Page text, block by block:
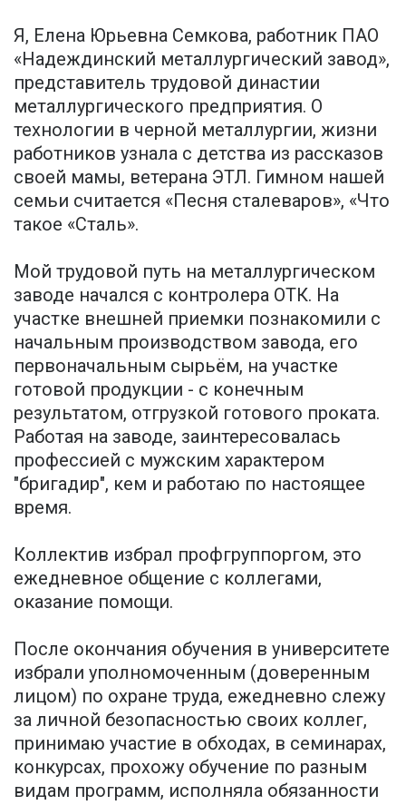
Я, Елена Юрьевна Семкова, работник ПАО
«Надеждинский металлургический завод»,
представитель трудовой династии
металлургического предприятия. О
технологии в черной металлургии, жизни
работников узнала с детства из рассказов
своей мамы, ветерана ЭТЛ. Гимном нашей
семьи считается «Песня сталеваров», «Что
такое «Сталь».
Мой трудовой путь на металлургическом
заводе начался с контролера ОТК. На
участке внешней приемки познакомили с
начальным производством завода, его
первоначальным сырьём, на участке
готовой продукции - с конечным
результатом, отгрузкой готового проката.
Работая на заводе, заинтересовалась
профессией с мужским характером
"бригадир", кем и работаю по настоящее
время.
Коллектив избрал профгруппоргом, это
ежедневное общение с коллегами,
оказание помощи.
После окончания обучения в университете
избрали уполномоченным (доверенным
лицом) по охране труда, ежедневно слежу
за личной безопасностью своих коллег,
принимаю участие в обходах, в семинарах,
конкурсах, прохожу обучение по разным
видам программ, исполняла обязанности